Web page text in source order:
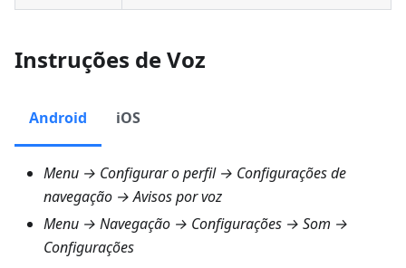
Instruções de Voz
Android iOS
Menu → Configurar o perfil → Configurações de
navegação → Avisos por voz
Menu → Navegação → Configurações → Som →
Configurações